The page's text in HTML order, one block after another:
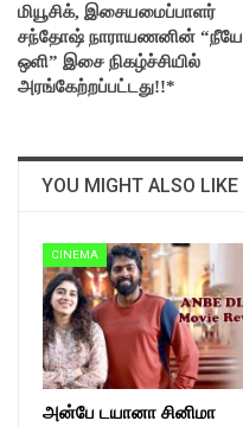
மியூசிக், இசையமைப்பாளர்
சந்தோஷ் நாராயணனின் “நீயே
ஒளி” இசை நிகழ்ச்சியில்
அரங்கேற்றப்பட்டது!!*
YOU MIGHT ALSO LIKE
CINEMA
அன்பே டயானா சினிமா